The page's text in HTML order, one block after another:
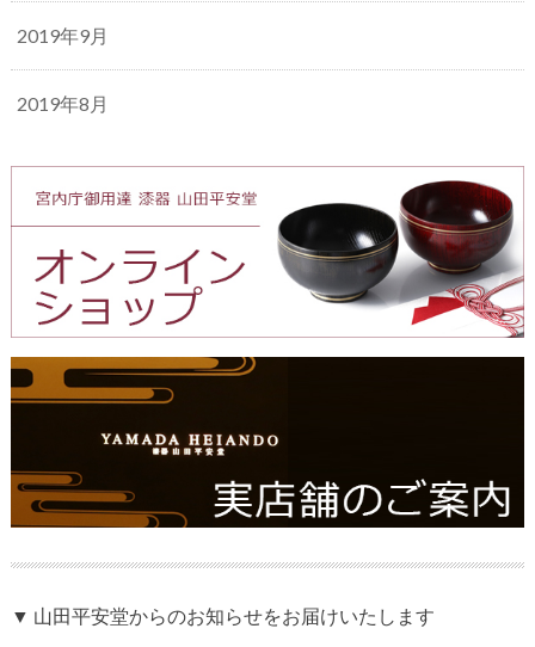
2019年9月
2019年8月
▼ 山田平安堂からのお知らせをお届けいたします